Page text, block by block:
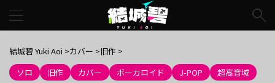
結城碧 Yuki Aoi >カバー >旧作 >
ソロ
旧作 カバー ボーカロイド J-POP 超高音域